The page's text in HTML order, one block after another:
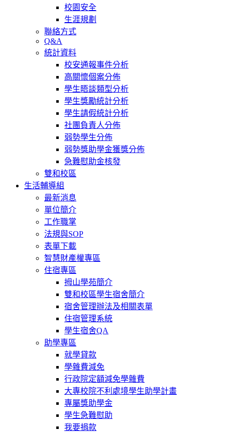
校園安全
生涯規劃
聯絡方式
Q&A
統計資料
校安通報事件分析
高關懷個案分佈
學生晤談類型分析
學生獎勵統計分析
學生請假統計分析
社團負責人分佈
弱勢學生分佈
弱勢獎助學金獲獎分佈
急難慰助金核發
雙和校區
生活輔導組
最新消息
單位簡介
工作職掌
法規與SOP
表單下載
智慧財產權專區
住宿專區
拇山學苑簡介
雙和校區學生宿舍簡介
宿舍管理辦法及相關表單
住宿管理系統
學生宿舍QA
助學專區
就學貸款
學雜費減免
行政院定額減免學雜費
大專校院不利處境學生助學計畫
專屬獎助學金
學生急難慰助
我要捐款